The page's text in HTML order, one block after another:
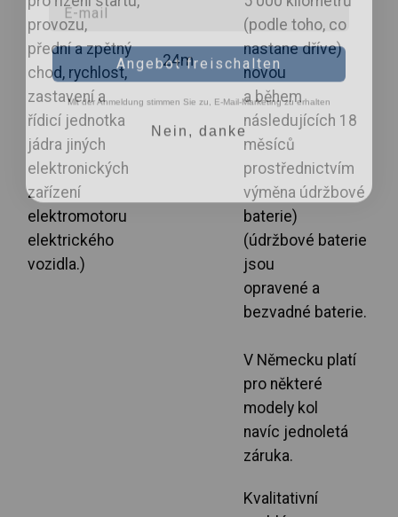
provozu,
přední a zpětný
chod, rychlost,
zastavení a
řídicí jednotka
jádra jiných
elektronických
zařízení
elektromotoru
elektrického
vozidla.)
24m
(podle toho, co
nastane dříve)
novou
a během
následujících 18
měsíců
prostřednictvím
výměna údržbové
baterie)
(údržbové baterie
jsou
opravené a
bezvadné baterie.
V Německu platí
pro některé
modely kol
navíc jednoletá
záruka.
Kvalitativní
Angebot freischalten
Mit der Anmeldung stimmen Sie zu, E-Mail-Marketing zu erhalten
Nein, danke